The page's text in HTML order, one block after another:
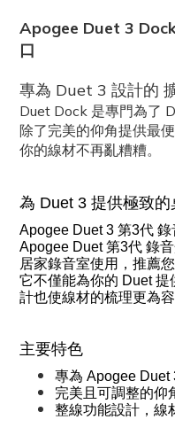
Apogee Duet 3
口
專為 Duet 3 設計的
Duet Dock 是專門為了
除了完美的仰角提供最
你的線材不再亂糟糟。
為 Duet 3 提供極致
Apogee Duet 3 第3代
Apogee Duet 第3代 錄
居家錄音室使用，推薦
它不僅能為你的 Duet
計也使線材的梳理更為容
主要特色
專為 Apogee Duet
完美且可調整的仰
整線功能設計，線